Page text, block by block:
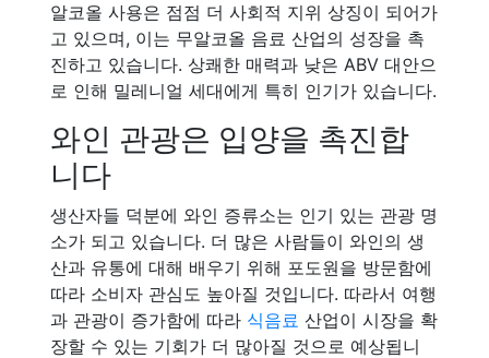
알코올 사용은 점점 더 사회적 지위 상징이 되어가
고 있으며, 이는 무알코올 음료 산업의 성장을 촉
진하고 있습니다. 상쾌한 매력과 낮은 ABV 대안으
로 인해 밀레니얼 세대에게 특히 인기가 있습니다.
와인 관광은 입양을 촉진합
니다
생산자들 덕분에 와인 증류소는 인기 있는 관광 명
소가 되고 있습니다. 더 많은 사람들이 와인의 생
산과 유통에 대해 배우기 위해 포도원을 방문함에
따라 소비자 관심도 높아질 것입니다. 따라서 여행
과 관광이 증가함에 따라 식음료 산업이 시장을 확
장할 수 있는 기회가 더 많아질 것으로 예상됩니